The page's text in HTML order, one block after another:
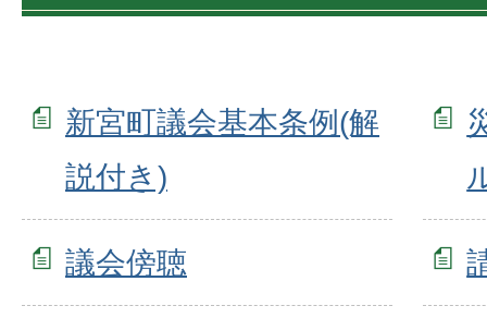
新宮町議会基本条例(解
説付き)
議会傍聴